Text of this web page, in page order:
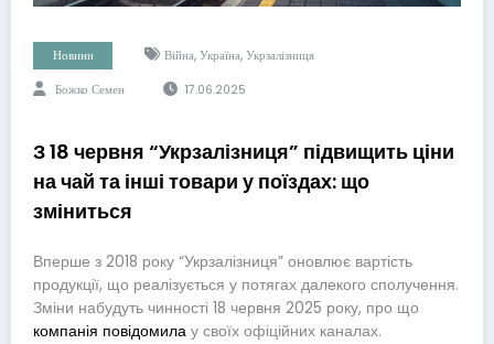
Новини Війна, Україна, Укрзалізниця
Божко Семен 17.06.2025
З 18 червня “Укрзалізниця” підвищить ціни
на чай та інші товари у поїздах: що
зміниться
Вперше з 2018 року “Укрзалізниця” оновлює вартість
продукції, що реалізується у потягах далекого сполучення.
Зміни набудуть чинності 18 червня 2025 року, про що
компанія повідомила у своїх офіційних каналах.